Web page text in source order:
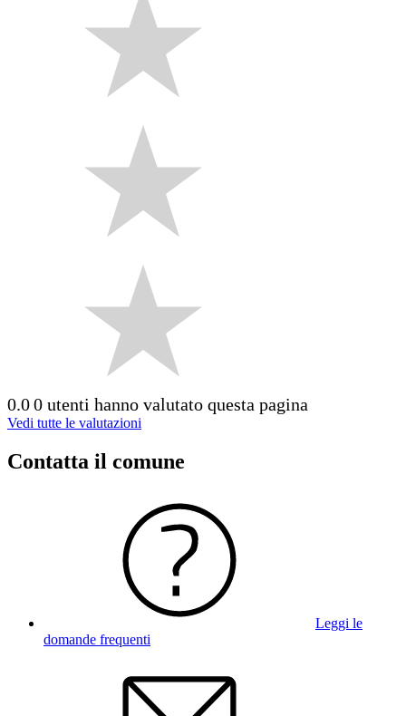
0.00 utenti hanno valutato questa pagina
Vedi tutte le valutazioni
Contatta il comune
Leggi le
domande frequenti